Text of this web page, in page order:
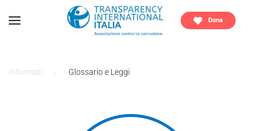
Dona
Informati Glossario e Leggi